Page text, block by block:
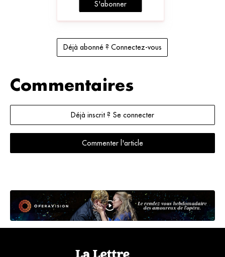
S'abonner
Déjà abonné ? Connectez-vous
Commentaires
Déjà inscrit ? Se connecter
Commenter l'article